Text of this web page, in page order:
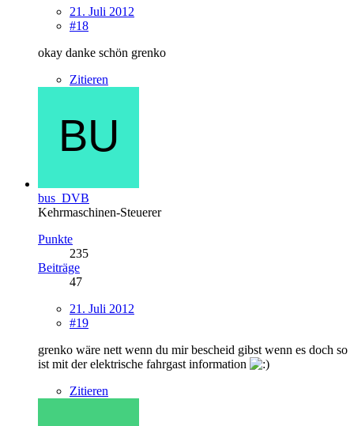
21. Juli 2012
#18
okay danke schön grenko
Zitieren
bus_DVB
Kehrmaschinen-Steuerer
Punkte
235
Beiträge
47
21. Juli 2012
#19
grenko wäre nett wenn du mir bescheid gibst wenn es doch so
ist mit der elektrische fahrgast information
Zitieren